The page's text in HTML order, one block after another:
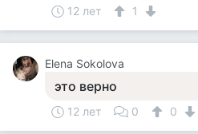
12 лет 1
Elena Sokolova
это верно
12 лет 0 0